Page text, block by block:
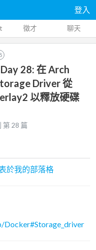
登入
徵才 聊天
28: 在 Arch
Driver 從
以釋放硬碟
第28 篇
於我的部落格
Docker#Storage_driver